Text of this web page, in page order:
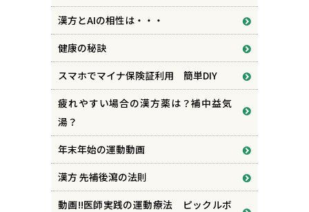
漢方とAIの相性は・・・
健康の秘訣
スマホでマイナ保険証利用 簡単DIY
疲れやすい場合の漢方薬は？補中益気
湯？
年末年始の運動動画
漢方 先補後瀉の法則
動画!!医師実践の運動療法 ピックルボ